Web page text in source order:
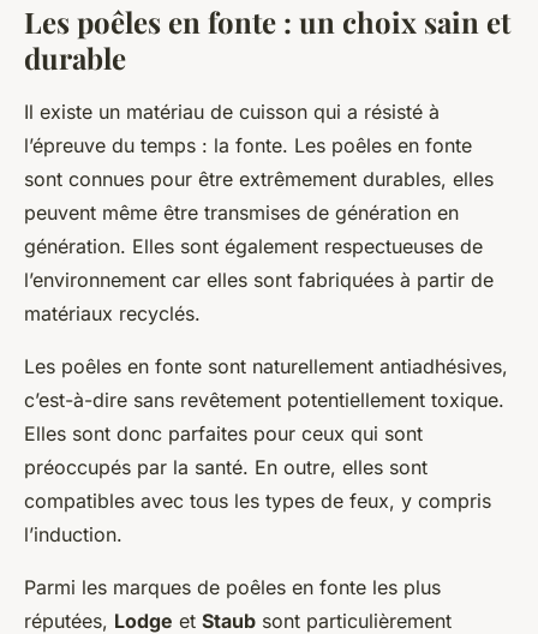
Les poêles en fonte : un choix sain et
durable
Il existe un matériau de cuisson qui a résisté à
l’épreuve du temps : la fonte. Les poêles en fonte
sont connues pour être extrêmement durables, elles
peuvent même être transmises de génération en
génération. Elles sont également respectueuses de
l’environnement car elles sont fabriquées à partir de
matériaux recyclés.
Les poêles en fonte sont naturellement antiadhésives,
c’est-à-dire sans revêtement potentiellement toxique.
Elles sont donc parfaites pour ceux qui sont
préoccupés par la santé. En outre, elles sont
compatibles avec tous les types de feux, y compris
l’induction.
Parmi les marques de poêles en fonte les plus
réputées, Lodge et Staub sont particulièrement